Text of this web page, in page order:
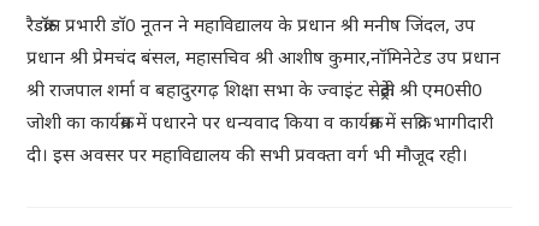
रैडक्रॉस प्रभारी डाॅ0 नूतन ने महाविद्यालय के प्रधान श्री मनीष जिंदल, उप
प्रधान श्री प्रेमचंद बंसल, महासचिव श्री आशीष कुमार,नॉमिनेटेड उप प्रधान
श्री राजपाल शर्मा व बहादुरगढ़ शिक्षा सभा के ज्वाइंट सेक्रेट्री श्री एम0सी0
जोशी का कार्यक्रम में पधारने पर धन्यवाद किया व कार्यक्रम में सक्रिय भागीदारी
दी। इस अवसर पर महाविद्यालय की सभी प्रवक्ता वर्ग भी मौजूद रही।